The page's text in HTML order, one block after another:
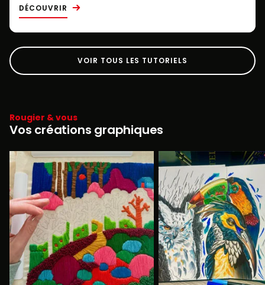
DÉCOUVRIR
VOIR TOUS LES TUTORIELS
Rougier & vous
Vos créations graphiques